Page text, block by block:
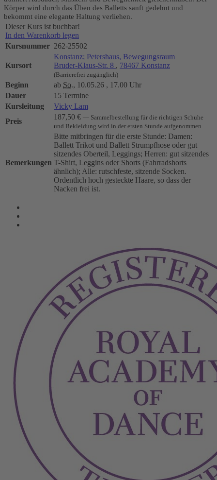
Körper wird durch das Üben des Balletts sanft gedehnt und
bekommt eine elegante Haltung verliehen.
Dieser Kurs ist buchbar!
In den Warenkorb legen
Kursnummer 262-25502
Kursort
Konstanz; Petershaus, Bewegungsraum
Bruder-Klaus-Str. 8 , 78467 Konstanz
(Barrierefrei zugänglich)
Beginn ab So., 10.05.26 , 17.00 Uhr
Dauer
15 Termine
Kursleitung
Vicky Lam
Preis
187,50 € — Sammelbestellung für die richtigen Schuhe
und Bekleidung wird in der ersten Stunde aufgenommen
Bemerkungen
Bitte mitbringen für die erste Stunde: Damen:
Ballett Trikot und Ballett Strumpfhose oder gut
sitzendes Oberteil, Leggings; Herren: gut sitzendes
T-Shirt, Leggins oder Shorts (Fahrradshorts
ähnlich); Alle: rutschfeste, sitzende Socken.
Ordentlich hoch gesteckte Haare, so dass der
Nacken frei ist.